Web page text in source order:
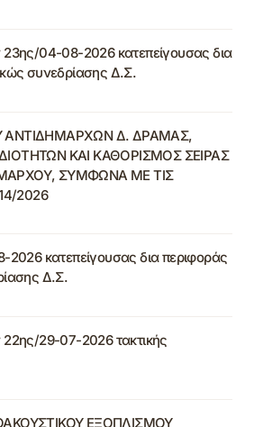
04-08-2026 κατεπείγουσας δια
συνεδρίασης Δ.Σ.
ΑΝΤΙΔΗΜΑΡΧΩΝ Δ. ΔΡΑΜΑΣ,
ΚΑΙ ΚΑΘΟΡΙΣΜΟΣ ΣΕΙΡΑΣ
ΣΥΜΦΩΝΑ ΜΕ ΤΙΣ
2026
κατεπείγουσας δια περιφοράς
Δ.Σ.
29-07-2026 τακτικής
ΕΞΟΠΛΙΣΜΟΥ